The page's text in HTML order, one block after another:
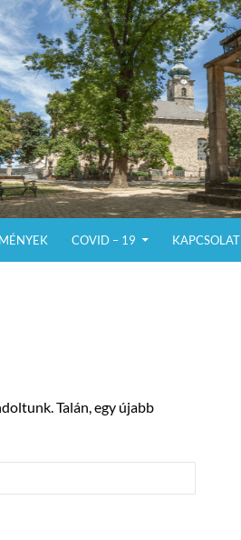
COVID – 19 KAPCSOLAT
Talán, egy újabb